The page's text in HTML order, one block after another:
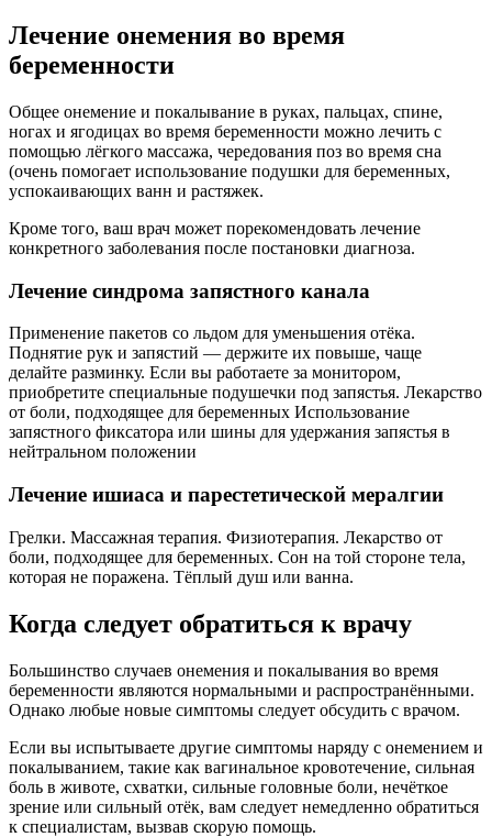
Лечение онемения во время
беременности
Общее онемение и покалывание в руках, пальцах, спине,
ногах и ягодицах во время беременности можно лечить с
помощью лёгкого массажа, чередования поз во время сна
(очень помогает использование подушки для беременных,
успокаивающих ванн и растяжек.
Кроме того, ваш врач может порекомендовать лечение
конкретного заболевания после постановки диагноза.
Лечение синдрома запястного канала
Применение пакетов со льдом для уменьшения отёка.
Поднятие рук и запястий — держите их повыше, чаще
делайте разминку. Если вы работаете за монитором,
приобретите специальные подушечки под запястья. Лекарство
от боли, подходящее для беременных Использование
запястного фиксатора или шины для удержания запястья в
нейтральном положении
Лечение ишиаса и парестетической мералгии
Грелки. Массажная терапия. Физиотерапия. Лекарство от
боли, подходящее для беременных. Сон на той стороне тела,
которая не поражена. Тёплый душ или ванна.
Когда следует обратиться к врачу
Большинство случаев онемения и покалывания во время
беременности являются нормальными и распространёнными.
Однако любые новые симптомы следует обсудить с врачом.
Если вы испытываете другие симптомы наряду с онемением и
покалыванием, такие как вагинальное кровотечение, сильная
боль в животе, схватки, сильные головные боли, нечёткое
зрение или сильный отёк, вам следует немедленно обратиться
к специалистам, вызвав скорую помощь.